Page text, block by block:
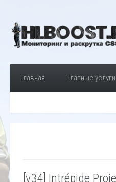
Главная Платные услуги
[v34] Intrépide